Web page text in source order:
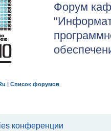
Форум
| Список форумов
конференции